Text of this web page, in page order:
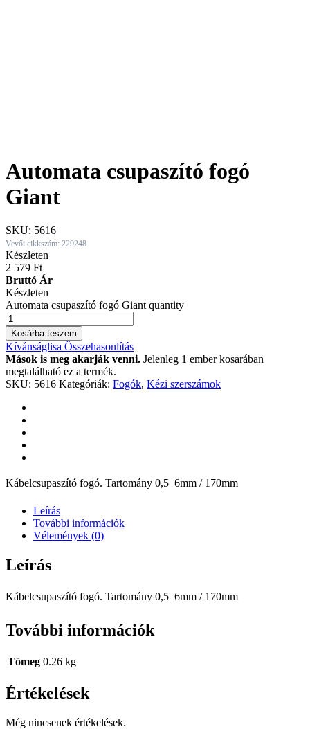
Automata csupaszító fogó
Giant
SKU: 5616
Vevői cikkszám: 229248
Készleten
2 579 Ft
Bruttó Ár
Készleten
Automata csupaszító fogó Giant quantity
Kosárba teszem
Kívánságlisa Összehasonlítás
Mások is meg akarják venni. Jelenleg 1 ember kosarában
megtalálható ez a termék.
SKU: 5616 Kategóriák: Fogók, Kézi szerszámok
Kábelcsupaszító fogó. Tartomány 0,5  6mm / 170mm
Leírás
További információk
Vélemények (0)
Leírás
Kábelcsupaszító fogó. Tartomány 0,5  6mm / 170mm
További információk
Tömeg 0.26 kg
Értékelések
Még nincsenek értékelések.